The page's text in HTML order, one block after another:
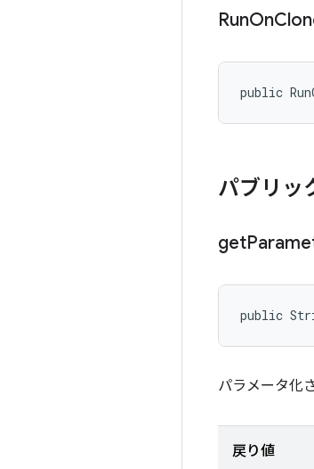
RunOn
public
パブリッ
get
public
パラメータ化
戻り値